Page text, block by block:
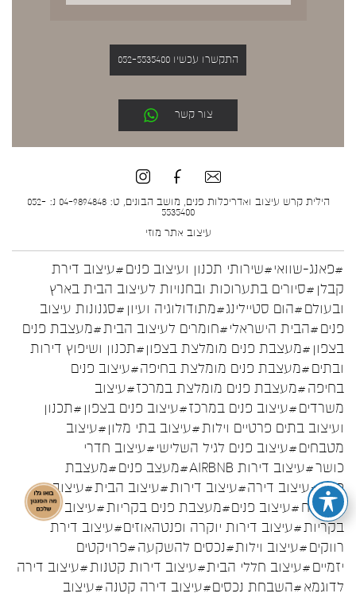
התקשרו עכשיו 052-5535400
צור קשר
הילית קרש עיצוב ואדריכלות פנים, מושב הבונים, ט: 04-9894848 נ: 052-
5535400
עיצוב אתר מוזי
#פאנג-שוואי#שירותי תכנון ועיצוב פנים#עיצוב דירת
קבלן #סיורים בתערוכות ובחנויות לעיצוב הבית בארץ
ובעולם#הום סטיילינג#מתודולוגיה ועיון #סגנונות עיצוב
פנים#הבית הישראלי#חומרים לעיצוב הבית#מעצבת פנים
בצפון #מעצבת פנים מומלצת בצפון#תכנון ושיפוץ דירות
ובתים#מעצבת פנים מומלצת בחיפה#עיצוב פנים
בחיפה#מעצבת פנים מומלצת במרכז#עיצוב
משרדים#עיצוב פנים במרכז#עיצוב פנים בצפון #תכנון
ועיצוב בתים פרטיים וילות#עיצוב בתי מלון#עיצוב
מטבחים#עיצוב פנים לגיל השלישי#עיצוב חדרי
כושר#עיצוב דירות AIRBNB #מעצב פנים#מעצבת
פנים#עיצוב דירה#עיצוב דירות#עיצוב הבית#עיצוב
המטבח#עיצוב פנים#מעצבת פנים בקריות#עיצוב פנים
בקריות#עיצוב דירות יוקרה ופנטהאוזים#עיצוב דירת
רווקים#עיצוב וילות#נכסים להשקעה#פרויקטים
יזמיים#עיצוב חללי הבית#עיצוב דירות קטנות#עיצוב דירה
לדוגמא#השבחת נכסים#עיצוב דירה קטנה#עיצוב